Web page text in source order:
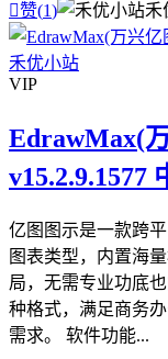
赞(1) 禾
VIP
EdrawMax(
v15.2.9.1577
亿图图示是一款跨
图表类型，内置海
局，无需专业功底
种格式，满足商务
需求。 软件功能...